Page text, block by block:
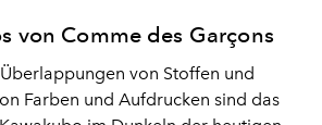
von Comme des Garçons
von Stoffen und
Farben und Aufdrucken sind das